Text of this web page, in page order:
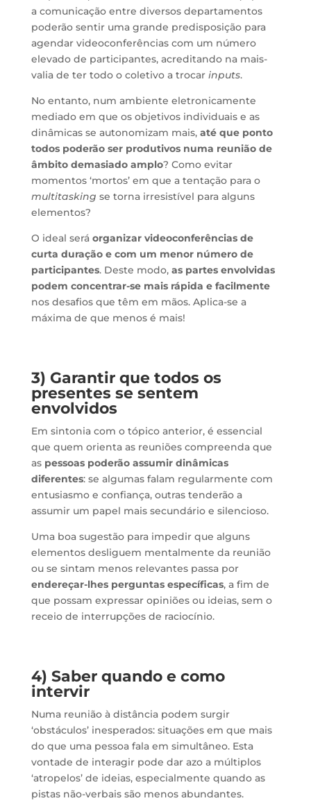
a comunicação entre diversos departamentos
poderão sentir uma grande predisposição para
agendar videoconferências com um número
elevado de participantes, acreditando na mais-
valia de ter todo o coletivo a trocar inputs.
No entanto, num ambiente eletronicamente
mediado em que os objetivos individuais e as
dinâmicas se autonomizam mais, até que ponto
todos poderão ser produtivos numa reunião de
âmbito demasiado amplo? Como evitar
momentos ‘mortos’ em que a tentação para o
multitasking se torna irresistível para alguns
elementos?
O ideal será organizar videoconferências de
curta duração e com um menor número de
participantes. Deste modo, as partes envolvidas
podem concentrar-se mais rápida e facilmente
nos desafios que têm em mãos. Aplica-se a
máxima de que menos é mais!
3) Garantir que todos os
presentes se sentem
envolvidos
Em sintonia com o tópico anterior, é essencial
que quem orienta as reuniões compreenda que
as pessoas poderão assumir dinâmicas
diferentes: se algumas falam regularmente com
entusiasmo e confiança, outras tenderão a
assumir um papel mais secundário e silencioso.
Uma boa sugestão para impedir que alguns
elementos desliguem mentalmente da reunião
ou se sintam menos relevantes passa por
endereçar-lhes perguntas específicas, a fim de
que possam expressar opiniões ou ideias, sem o
receio de interrupções de raciocínio.
4) Saber quando e como
intervir
Numa reunião à distância podem surgir
‘obstáculos’ inesperados: situações em que mais
do que uma pessoa fala em simultâneo. Esta
vontade de interagir pode dar azo a múltiplos
‘atropelos’ de ideias, especialmente quando as
pistas não-verbais são menos abundantes.